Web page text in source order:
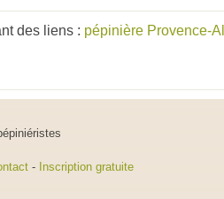
des liens : pépinière Provence-
- Inscription gratuite